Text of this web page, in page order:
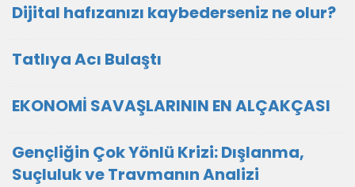
Dijital hafızanızı kaybederseniz ne olur?
Tatlıya Acı Bulaştı
EKONOMİ SAVAŞLARININ EN ALÇAKÇASI
Gençliğin Çok Yönlü Krizi: Dışlanma,
Suçluluk ve Travmanın Analizi